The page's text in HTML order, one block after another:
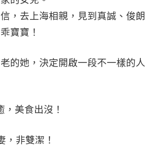
，去上海相親，見到真誠、俊朗
寶寶！
的她，決定開啟一段不一樣的人
美食出沒！
，非雙潔！